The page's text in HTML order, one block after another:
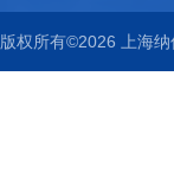
版权所有©2026 上海